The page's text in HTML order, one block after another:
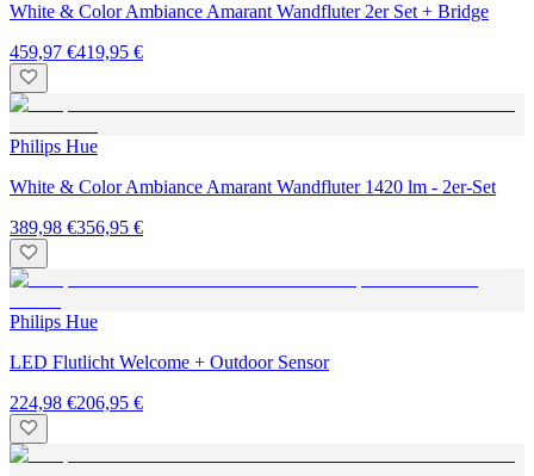
White & Color Ambiance Amarant Wandfluter 2er Set + Bridge
459,97 €419,95 €
Philips Hue
White & Color Ambiance Amarant Wandfluter 1420 lm - 2er-Set
389,98 €356,95 €
Philips Hue
LED Flutlicht Welcome + Outdoor Sensor
224,98 €206,95 €